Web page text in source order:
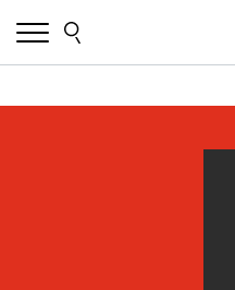
על
התוכן
על
הערות